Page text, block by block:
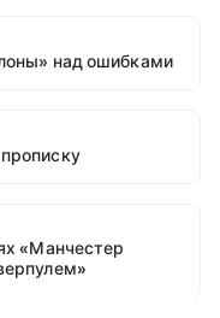
над ошибками
«Манчестер